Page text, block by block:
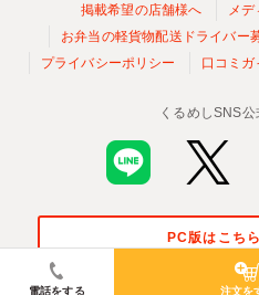
電話をする 注文を
掲載希望の店舗様へ メ
お弁当の軽貨物配送ドライバー
プライバシーポリシー
口コミガ
くるめしSNS公
PC版はこちら
© Kurumeshi, Inc.